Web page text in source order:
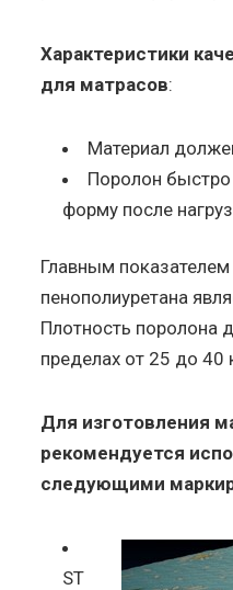
Характеристики
для матрасов:
Материал
Поролон
форму после
Главным показателем
пенополиуретана
Плотность поролона
пределах от 25 до 40
Для изготовления
рекомендуется
следующими
ST